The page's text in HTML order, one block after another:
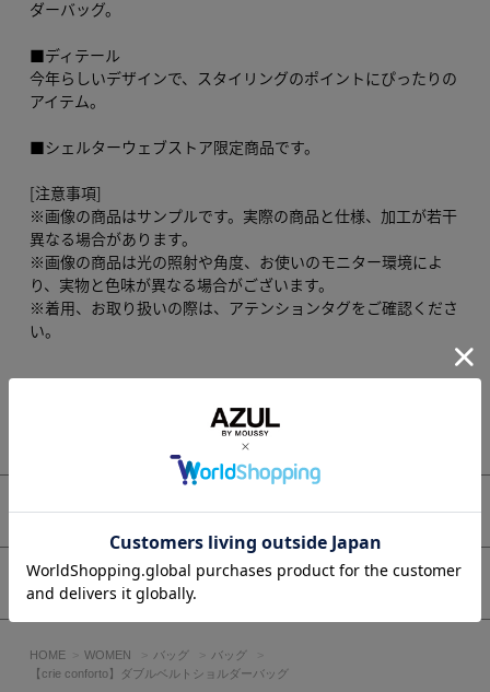
ダーバッグ。
■ディテール
今年らしいデザインで、スタイリングのポイントにぴったりの
アイテム。
■シェルターウェブストア限定商品です。
[注意事項]
※画像の商品はサンプルです。実際の商品と仕様、加工が若干
異なる場合があります。
※画像の商品は光の照射や角度、お使いのモニター環境によ
り、実物と色味が異なる場合がございます。
※着用、お取り扱いの際は、アテンションタグをご確認くださ
い。
もっと見る
アイテムサイズ
シェア
HOME WOMEN バッグ
バッグ
【crie conforto】ダブルベルトショルダーバッグ